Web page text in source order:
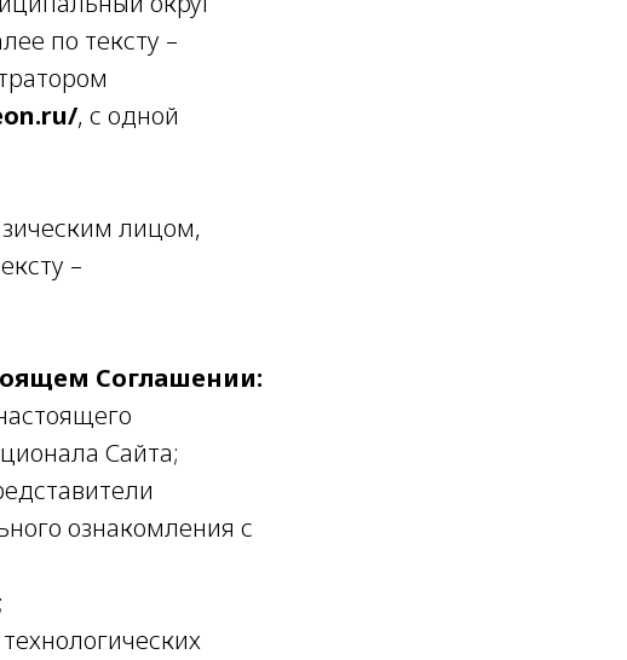
по тексту –
, с одной
лицом,
–
Соглашении:
Сайта;
ознакомления с